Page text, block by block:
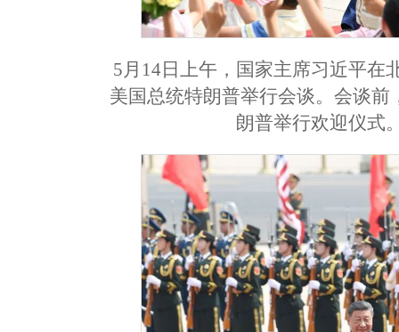
5月14日上午，国家主席习近平在
美国总统特朗普举行会谈。会谈
朗普举行欢迎仪式